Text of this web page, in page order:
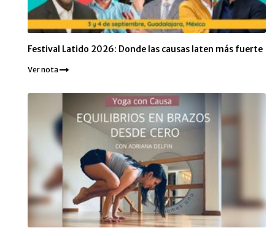
Festival Latido 2026: Donde las causas laten más fuerte
Ver nota